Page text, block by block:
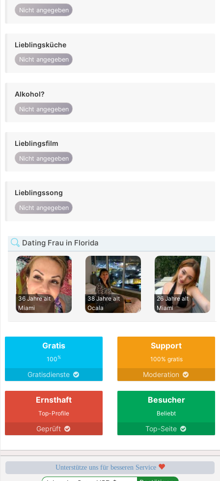
Nicht angegeben
Lieblingsküche
Nicht angegeben
Alkohol?
Nicht angegeben
Lieblingsfilm
Nicht angegeben
Lieblingssong
Nicht angegeben
Dating Frau in Florida
36 Jahre alt
Miami
38 Jahre alt
Ocala
26 Jahre alt
Miami
Gratis
100%
Gratisdienste
Support
100% gratis
Moderation
Ernsthaft
Top-Profile
Geprüft
Besucher
Beliebt
Top-Seite
Unterstütze uns für besseren Service